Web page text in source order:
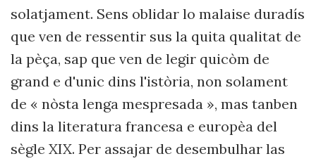
solatjament. Sens oblidar lo malaise duradís
que ven de ressentir sus la quita qualitat de
la pèça, sap que ven de legir quicòm de
grand e d'unic dins l'istòria, non solament
de « nòsta lenga mespresada », mas tanben
dins la literatura francesa e europèa del
sègle XIX. Per assajar de desembulhar las